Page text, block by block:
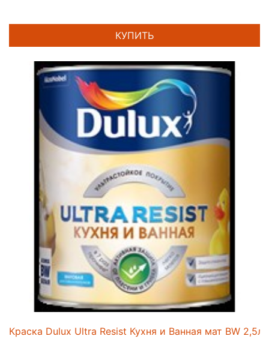
КУПИТЬ
Краска Dulux Ultra Resist Кухня и Ванная мат BW 2,5л